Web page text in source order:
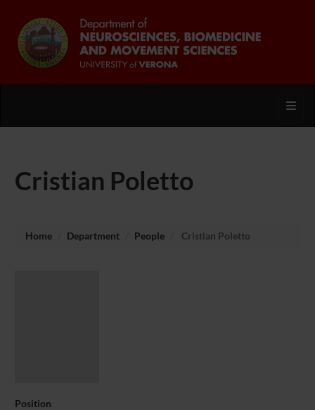
Cristian Poletto
Home Department People Cristian Poletto
Position